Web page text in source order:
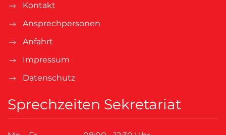
Kontakt
Ansprechpersonen
Anfahrt
Impressum
Datenschutz
Sprechzeiten Sekretariat